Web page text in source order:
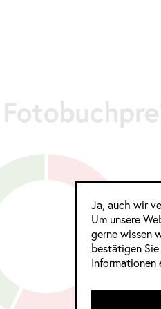
Ja, auch wir
Um unsere
gerne wissen
bestätigen
Informationen